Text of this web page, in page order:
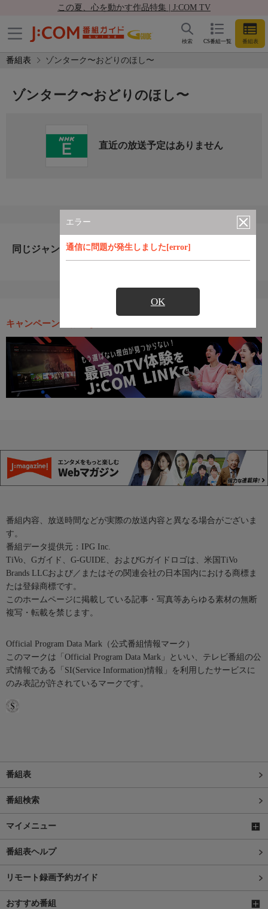
この夏、心を動かす作品特集 | J:COM TV
CS番組一覧 番組表
検索
番組表 ゾンターク〜おどりのほし〜
エラー
通信に問題が発生しました[error]
OK
ゾンターク〜おどりのほし〜
直近の放送予定はありません
同じジャンルのおすすめ番組
キャンペーン・お得な情報
番組内容、放送時間などが実際の放送内容と異なる場合がございま
す。
番組データ提供元：IPG Inc.
TiVo、Gガイド、G-GUIDE、およびGガイドロゴは、米国TiVo
Brands LLCおよび／またはその関連会社の日本国内における商標ま
たは登録商標です。
このホームページに掲載している記事・写真等あらゆる素材の無断
複写・転載を禁じます。
Official Program Data Mark（公式番組情報マーク）
このマークは「Official Program Data Mark」といい、テレビ番組の公
式情報である「SI(Service Information)情報」を利用したサービスに
のみ表記が許されているマークです。
番組表
番組検索
マイメニュー
番組表ヘルプ
リモート録画予約ガイド
おすすめ番組